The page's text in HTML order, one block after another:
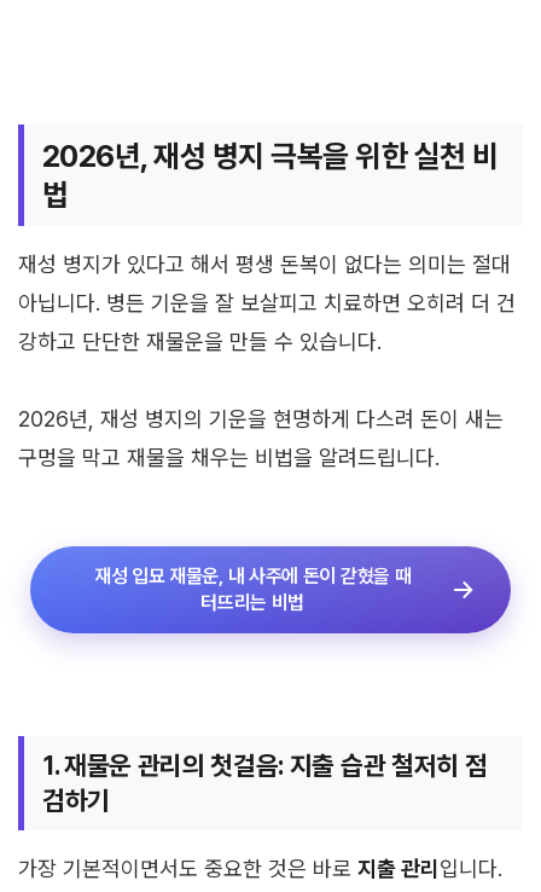
2026년, 재성 병지 극복을 위한 실천 비
법
재성 병지가 있다고 해서 평생 돈복이 없다는 의미는 절대
아닙니다. 병든 기운을 잘 보살피고 치료하면 오히려 더 건
강하고 단단한 재물운을 만들 수 있습니다.
2026년, 재성 병지의 기운을 현명하게 다스려 돈이 새는
구멍을 막고 재물을 채우는 비법을 알려드립니다.
재성 입묘 재물운, 내 사주에 돈이 갇혔을 때
터뜨리는 비법
1. 재물운 관리의 첫걸음: 지출 습관 철저히 점
검하기
가장 기본적이면서도 중요한 것은 바로 지출 관리입니다.